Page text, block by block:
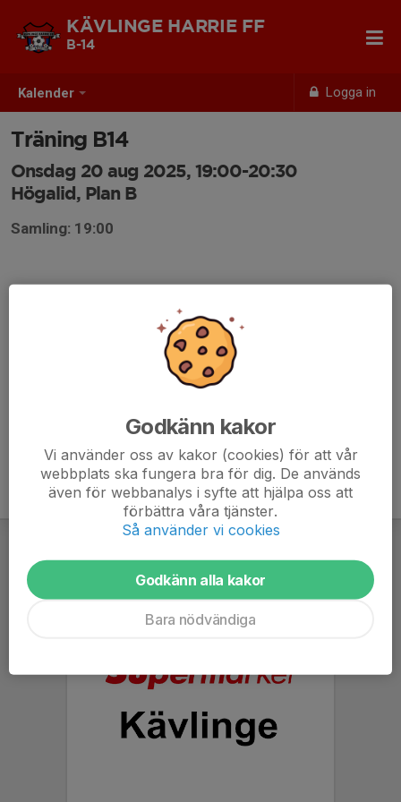
Kalender Logga in
KÄVLINGE HARRIE FF
B-14
Träning B14
Onsdag 20 aug 2025, 19:00-20:30
Högalid, Plan B
Samling: 19:00
Godkänn kakor
Vi använder oss av kakor (cookies) för att vår
webbplats ska fungera bra för dig. De används
även för webbanalys i syfte att hjälpa oss att
förbättra våra tjänster.
Så använder vi cookies
Godkänn alla kakor
Bara nödvändiga